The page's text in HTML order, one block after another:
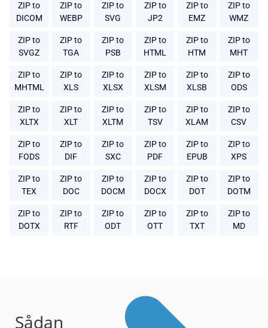
ZIP to
DICOM
ZIP to
WEBP
ZIP to
SVG
ZIP to
JP2
ZIP to
EMZ
ZIP to
WMZ
ZIP to
SVGZ
ZIP to
TGA
ZIP to
PSB
ZIP to
HTML
ZIP to
HTM
ZIP to
MHT
ZIP to
MHTML
ZIP to
XLS
ZIP to
XLSX
ZIP to
XLSM
ZIP to
XLSB
ZIP to
ODS
ZIP to
XLTX
ZIP to
XLT
ZIP to
XLTM
ZIP to
TSV
ZIP to
XLAM
ZIP to
CSV
ZIP to
FODS
ZIP to
DIF
ZIP to
SXC
ZIP to
PDF
ZIP to
EPUB
ZIP to
XPS
ZIP to
TEX
ZIP to
DOC
ZIP to
DOCM
ZIP to
DOCX
ZIP to
DOT
ZIP to
DOTM
ZIP to
DOTX
ZIP to
RTF
ZIP to
ODT
ZIP to
OTT
ZIP to
TXT
ZIP to
MD
Sådan